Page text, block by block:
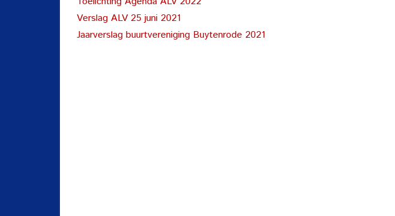
Verslag ALV 25 juni 2021
Jaarverslag buurtvereniging Buytenrode 2021